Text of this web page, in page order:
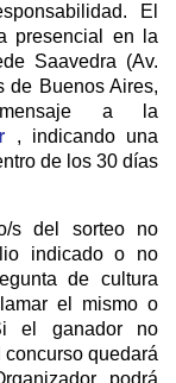
El
presencial en la
Saavedra (Av.
de Buenos Aires,
a la
, indicando una
de los 30 días
s del sorteo no
indicado o no
de cultura
el mismo o
el ganador no
quedará
podrá